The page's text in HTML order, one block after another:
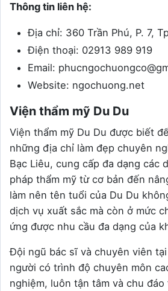
Thông tin liên hệ:
Địa chỉ: 360 Trần Phú, P. 7,
Điện thoại: 02913 989 919
Email:
Website: ngochuong.net
Viện thẩm mỹ Du Du
Viện thẩm mỹ Du Du được biết
những địa chỉ làm đẹp chuyên
Bạc Liêu, cung cấp đa dạng các
pháp thẩm mỹ từ cơ bản đến
làm nên tên tuổi của Du Du
dịch vụ xuất sắc mà còn ở mức
ứng được nhu cầu đa dạng của
Đội ngũ bác sĩ và chuyên viên
người có trình độ chuyên môn
nghiệm, luôn tận tâm và chu